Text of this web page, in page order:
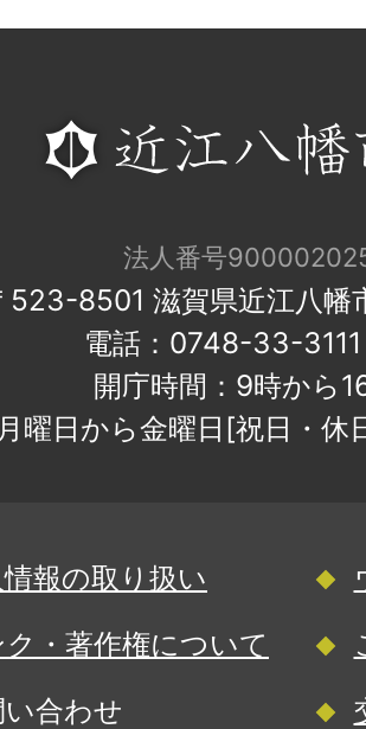
法人番号
523-8501 滋賀県近江八幡
電話：0748-33-
開庁時間：9時から
曜日から金曜日[祝日・
報の取り扱い
ク・著作権について
合わせ